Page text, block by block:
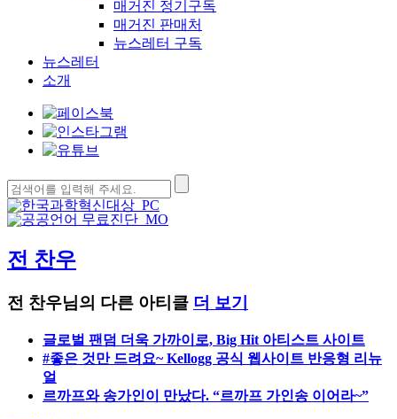
매거진 정기구독
매거진 판매처
뉴스레터 구독
뉴스레터
소개
검
색:
전 찬우
전 찬우님의 다른 아티클 더 보기
글로벌 팬덤 더욱 가까이로, Big Hit 아티스트 사이트
#좋은 것만 드려요~ Kellogg 공식 웹사이트 반응형 리뉴
얼
르까프와 송가인이 만났다. “르까프 가인송 이어라~”